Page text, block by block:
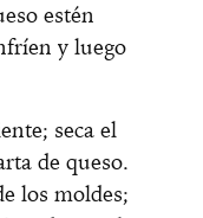
estén
y luego
seca el
de queso.
los moldes;